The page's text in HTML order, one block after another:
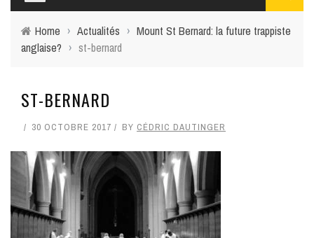
Home › Actualités › Mount St Bernard: la future trappiste
anglaise? › st-bernard
ST-BERNARD
30 OCTOBRE 2017 BY CÉDRIC DAUTINGER